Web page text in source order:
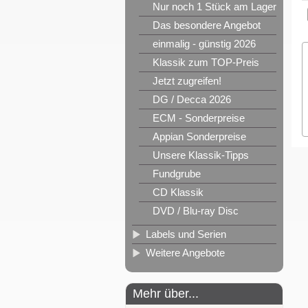
Nur noch 1 Stück am Lager
Das besondere Angebot
einmalig - günstig 2026
Klassik zum TOP-Preis
Jetzt zugreifen!
DG / Decca 2026
ECM - Sonderpreise
Appian Sonderpreise
Unsere Klassik-Tipps
Fundgrube
CD Klassik
DVD / Blu-ray Disc
Labels und Serien
Weitere Angebote
Mehr über...